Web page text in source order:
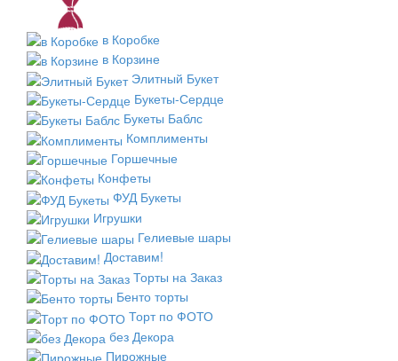
в Коробке
в Корзине
Элитный Букет
Букеты-Сердце
Букеты Баблс
Комплименты
Горшечные
Конфеты
ФУД Букеты
Игрушки
Гелиевые шары
Доставим!
Торты на Заказ
Бенто торты
Торт по ФОТО
без Декора
Пирожные